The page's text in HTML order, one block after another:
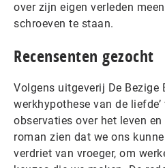
over zijn eigen verleden
schroeven te staan.
Recensenten gezocht
Volgens uitgeverij De Bezige
werkhypothese van de
observaties over het leven
roman zien dat we ons
verdriet van vroeger, om